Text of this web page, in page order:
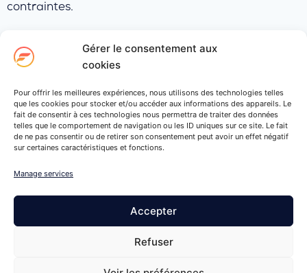
Gérer le consentement aux
cookies
Pour offrir les meilleures expériences, nous utilisons des technologies telles
que les cookies pour stocker et/ou accéder aux informations des appareils. Le
fait de consentir à ces technologies nous permettra de traiter des données
telles que le comportement de navigation ou les ID uniques sur ce site. Le fait
de ne pas consentir ou de retirer son consentement peut avoir un effet négatif
sur certaines caractéristiques et fonctions.
Manage services
Accepter
Refuser
contraintes.
Pour de nombreux professionnels, il constitue
toutefois une alternative intéressante permettant
administrative. L’essentiel reste de bien comprendre
son fonctionnement et de choisir une société de
portage adaptée à ses besoins et à son projet
Estimez vos revenus en portage salarial